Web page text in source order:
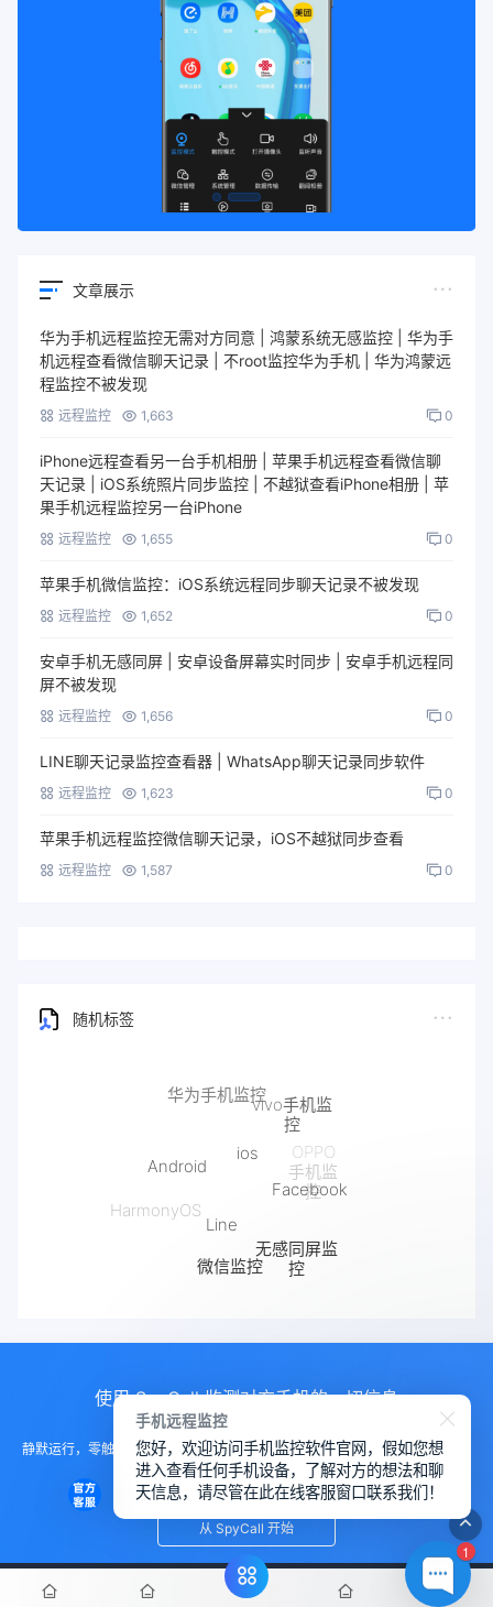
文章展示
华为手机远程监控无需对方同意 | 鸿蒙系统无感监控 | 华为手
机远程查看微信聊天记录 | 不root监控华为手机 | 华为鸿蒙远
程监控不被发现
远程监控 1,663 0
iPhone远程查看另一台手机相册 | 苹果手机远程查看微信聊
天记录 | iOS系统照片同步监控 | 不越狱查看iPhone相册 | 苹
果手机远程监控另一台iPhone
远程监控 1,655 0
苹果手机微信监控：iOS系统远程同步聊天记录不被发现
远程监控 1,652 0
安卓手机无感同屏 | 安卓设备屏幕实时同步 | 安卓手机远程同
屏不被发现
远程监控 1,656 0
LINE聊天记录监控查看器 | WhatsApp聊天记录同步软件
远程监控 1,623 0
苹果手机远程监控微信聊天记录，iOS不越狱同步查看
远程监控 1,587 0
随机标签
vivo手机监
控
OPPO
手机监
控
抖音监控
HarmonyOS
Facebook
无感同屏监
控
微信监控
使用 SpyCall 监测对方手机的一切信息
静默运行，零触碰部署。无需对方手机任何配合，后台进程完美隐藏，实现真
正的“幽灵”式远程访问。
从 SpyCall 开始
1
手机远程监控
您好，欢迎访问手机监控软件官网，假如您想
进入查看任何手机设备，了解对方的想法和聊
天信息，请尽管在此在线客服窗口联系我们！